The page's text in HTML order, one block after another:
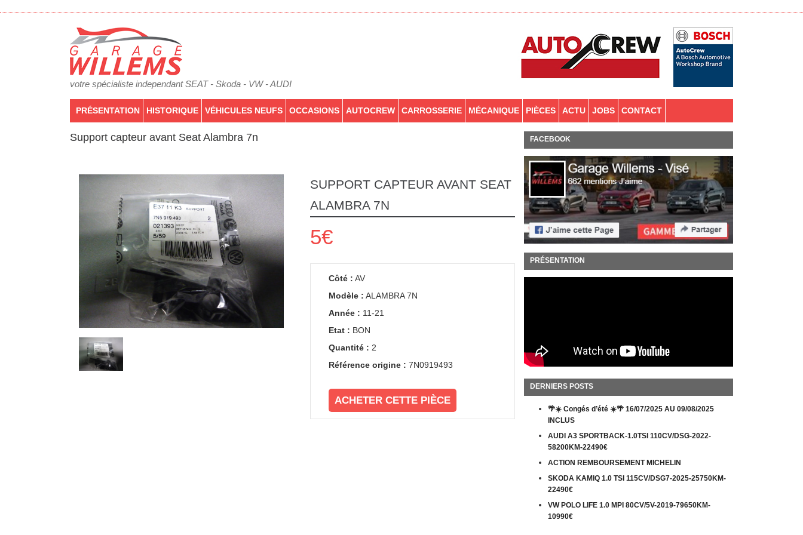
votre spécialiste independant SEAT - Skoda - VW - AUDI
PRÉSENTATION HISTORIQUE VÉHICULES NEUFS OCCASIONS AUTOCREW CARROSSERIE MÉCANIQUE PIÈCES ACTU JOBS CONTACT
Support capteur avant Seat Alambra 7n
SUPPORT CAPTEUR AVANT SEAT
ALAMBRA 7N
5€
Côté : AV
Modèle : ALAMBRA 7N
Année : 11-21
Etat : BON
Quantité : 2
Référence origine : 7N0919493
ACHETER CETTE PIÈCE
FACEBOOK
PRÉSENTATION
DERNIERS POSTS
🌴☀️ Congés d’été ☀️🌴 16/07/2025 AU 09/08/2025
INCLUS
AUDI A3 SPORTBACK-1.0TSI 110CV/DSG-2022-
58200KM-22490€
ACTION REMBOURSEMENT MICHELIN
SKODA KAMIQ 1.0 TSI 115CV/DSG7-2025-25750KM-
22490€
VW POLO LIFE 1.0 MPI 80CV/5V-2019-79650KM-
10990€